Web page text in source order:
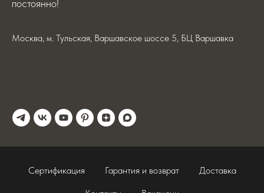
постоянно!
Москва, м. Тульская, Варшавское шоссе 5, БЦ Варшавка
Сертификация Гарантия и возврат Доставка